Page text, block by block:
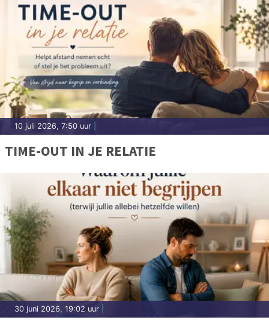
10 juli 2026, 7:50 uur
TIME-OUT IN JE RELATIE
30 juni 2026, 19:02 uur